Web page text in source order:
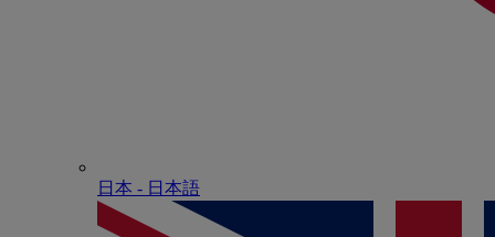
日本 - ⽇本語